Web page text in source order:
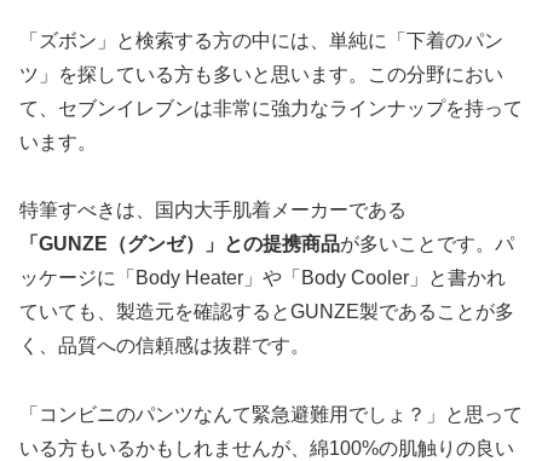
「ズボン」と検索する方の中には、単純に「下着のパン
ツ」を探している方も多いと思います。この分野におい
て、セブンイレブンは非常に強力なラインナップを持って
います。
特筆すべきは、国内大手肌着メーカーである
「GUNZE（グンゼ）」との提携商品が多いことです。パ
ッケージに「Body Heater」や「Body Cooler」と書かれ
ていても、製造元を確認するとGUNZE製であることが多
く、品質への信頼感は抜群です。
「コンビニのパンツなんて緊急避難用でしょ？」と思って
いる方もいるかもしれませんが、綿100%の肌触りの良い